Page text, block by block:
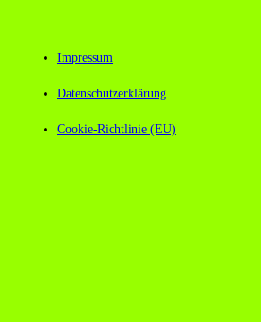
Impressum
Datenschutzerklärung
Cookie-Richtlinie (EU)